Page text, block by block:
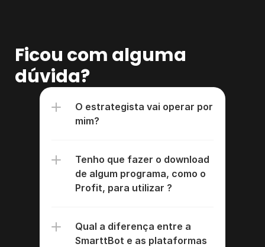
Ficou com alguma
dúvida?​​
O estrategista vai operar por
mim?
Tenho que fazer o download
de algum programa, como o
Profit, para utilizar ?
Qual a diferença entre a
SmarttBot e as plataformas